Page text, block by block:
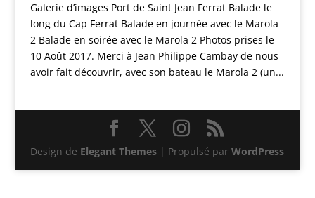
Galerie d’images Port de Saint Jean Ferrat Balade le
long du Cap Ferrat Balade en journée avec le Marola
2 Balade en soirée avec le Marola 2 Photos prises le
10 Août 2017. Merci à Jean Philippe Cambay de nous
avoir fait découvrir, avec son bateau le Marola 2 (un...
Design de Elegant Themes | Propulsé parWordPress